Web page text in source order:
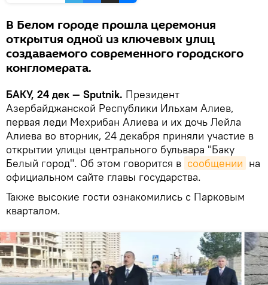
В Белом городе прошла церемония
открытия одной из ключевых улиц
создаваемого современного городского
конгломерата.
БАКУ, 24 дек — Sputnik. Президент
Азербайджанской Республики Ильхам Алиев,
первая леди Мехрибан Алиева и их дочь Лейла
Алиева во вторник, 24 декабря приняли участие в
открытии улицы центрального бульвара "Баку
Белый город". Об этом говорится в сообщении на
официальном сайте главы государства.
Также высокие гости ознакомились с Парковым
кварталом.